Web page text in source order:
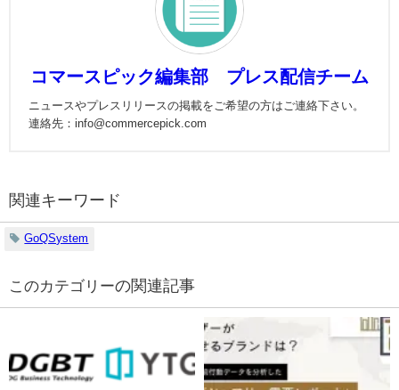
コマースピック編集部 プレス配信チーム
ニュースやプレスリリースの掲載をご希望の方はご連絡下さい。
連絡先：info@commercepick.com
関連キーワード
GoQSystem
の関連記事